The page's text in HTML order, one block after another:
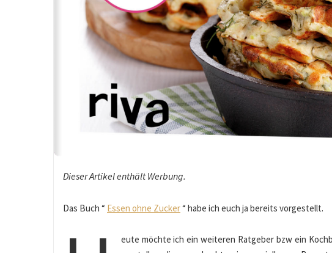
Dieser Artikel enthält Werbung.
Das Buch “ Essen ohne Zucker“ habe ich euch ja bereits vorgestellt.
eute möchte ich ein weiteren Ratgeber bzw ein